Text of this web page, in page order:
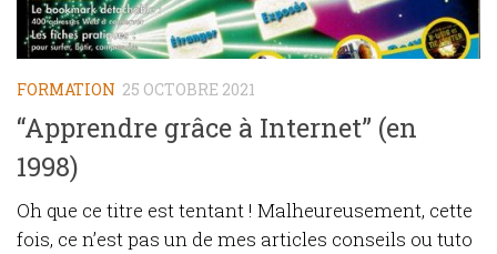
FORMATION 25 OCTOBRE 2021
“Apprendre grâce à Internet” (en
1998)
Oh que ce titre est tentant ! Malheureusement, cette
fois, ce n’est pas un de mes articles conseils ou tuto